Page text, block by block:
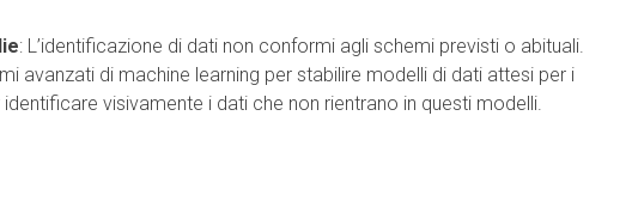
: L’identificazione di dati non conformi agli schemi previsti o abituali.
avanzati di machine learning per stabilire modelli di dati attesi per i
visivamente i dati che non rientrano in questi modelli.